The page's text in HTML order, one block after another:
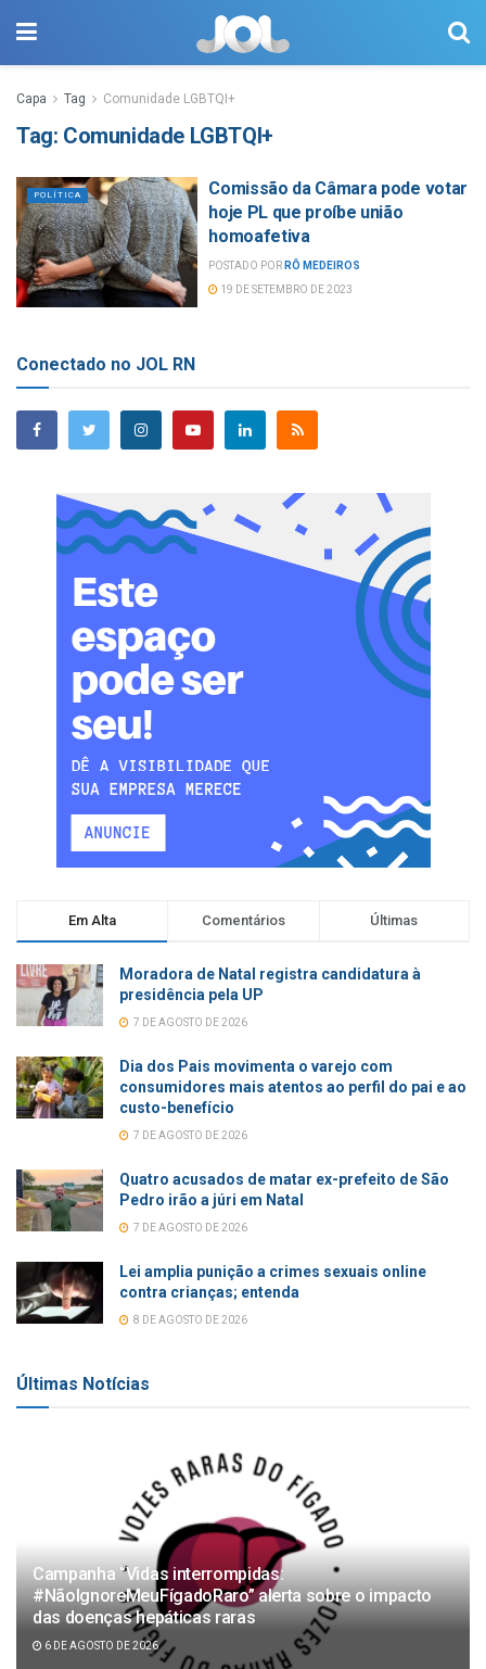
Capa Tag Comunidade LGBTQI+
Tag: Comunidade LGBTQI+
POLÍTICA
Comissão da Câmara pode votar
hoje PL que proíbe união
homoafetiva
POSTADO POR RÔ MEDEIROS
19 DE SETEMBRO DE 2023
Conectado no JOL RN
Em Alta Comentários Últimas
Moradora de Natal registra candidatura à
presidência pela UP
7 DE AGOSTO DE 2026
Dia dos Pais movimenta o varejo com
consumidores mais atentos ao perfil do pai e ao
custo-benefício
7 DE AGOSTO DE 2026
Quatro acusados de matar ex-prefeito de São
Pedro irão a júri em Natal
7 DE AGOSTO DE 2026
Lei amplia punição a crimes sexuais online
contra crianças; entenda
8 DE AGOSTO DE 2026
Últimas Notícias
Campanha “Vidas interrompidas:
#NãoIgnoreMeuFígadoRaro” alerta sobre o impacto
das doenças hepáticas raras
6 DE AGOSTO DE 2026